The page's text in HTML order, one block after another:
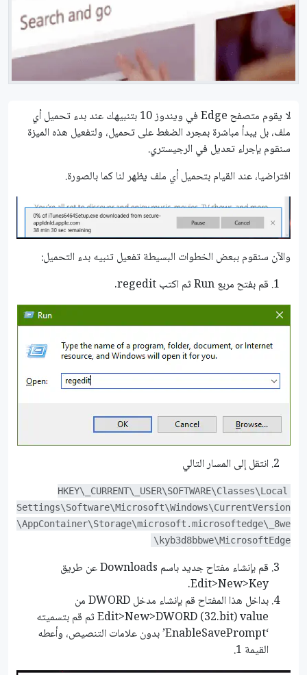
لا يقوم متصفح Edge في ويندوز 10 بتنبيهك عند بدء تحميل أي
ملف، بل يبدأ مباشرة بمجرد الضغط على تحميل، ولتفعيل هذه الميزة
سنقوم بإجراء تعديل في الرجيستري.
افتراضيا، عند القيام بتحميل أي ملف يظهر لنا كما بالصورة.
والآن سنقوم ببعض الخطوات البسيطة تفعيل تنبيه بدء التحميل:
قم بفتح مربع Run ثم اكتب regedit.
انتقل إلى المسار التالي
HKEY\_CURRENT\_USER\SOFTWARE\Classes\Local
Settings\Software\Microsoft\Windows\CurrentVersion
\AppContainer\Storage\microsoft.microsoftedge\_8we
kyb3d8bbwe\MicrosoftEdge\
قم بإنشاء مفتاح جديد باسم Downloads عن طريق
Edit>New>Key.
بداخل هذا المفتاح قم بإنشاء مدخل DWORD من
Edit>New>DWORD (32.bit) value ثم قم بتسميته
‘EnableSavePrompt’ بدون علامات التنصيص، وأعطه
القيمة 1.